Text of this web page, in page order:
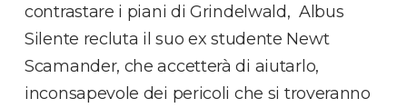
contrastare i piani di Grindelwald, Albus
Silente recluta il suo ex studente Newt
Scamander, che accetterà di aiutarlo,
inconsapevole dei pericoli che si troveranno